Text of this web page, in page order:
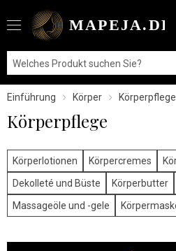
Einführung Körper Körperpflege
Körperpflege
Körperlotionen Körpercremes
Dekolleté und Büste
Körperbutter
Massageöle und -gele